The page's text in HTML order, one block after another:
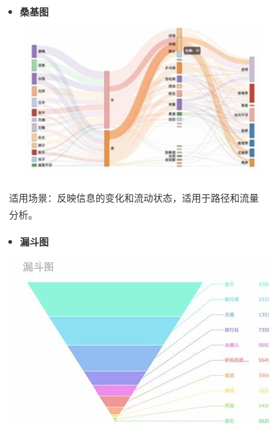
桑基图
适用场景：反映信息的变化和流动状态，适用于路径和流量
分析。
漏斗图